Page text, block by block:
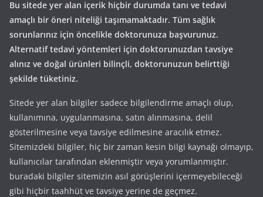
Bu sitede yer alan içerik hiçbir durumda tanı ve tedavi
amaçlı bir öneri niteliği taşımamaktadır. Tüm sağlık
sorunlarınız için öncelikle doktorunuza başvurunuz.
Alternatif tedavi yöntemleri için doktorunuzdan tavsiye
alınız ve doğal ürünleri bilinçli, doktorunuzun belirttiği
şekilde tüketiniz.
Sitede yer alan bilgiler sadece bilgilendirme amaçlı olup,
kullanımına, uygulanmasına, satın alınmasına, delil
gösterilmesine veya tavsiye edilmesine aracılık etmez.
Sitemizdeki bilgiler, hiç bir zaman kesin bilgi kaynağı olmayıp,
kullanıcılar tarafından eklenmiştir veya yorumlanmıştır.
buradaki bilgiler sitemizin asıl görüşlerini içermeyebileceği
gibi hiçbir taahhüt ve tavsiye yerine de geçmez.